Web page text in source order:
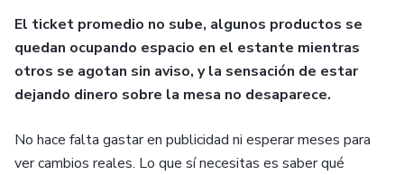
El ticket promedio no sube, algunos productos se
quedan ocupando espacio en el estante mientras
otros se agotan sin aviso, y la sensación de estar
dejando dinero sobre la mesa no desaparece.
No hace falta gastar en publicidad ni esperar meses para
ver cambios reales. Lo que sí necesitas es saber qué